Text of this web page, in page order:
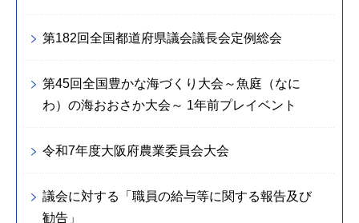
第182回全国都道府県議会議長会定例総会
第45回全国豊かな海づくり大会～魚庭（なに
わ）の海おおさか大会～ 1年前プレイベント
令和7年度大阪府農業委員会大会
議会に対する「職員の給与等に関する報告及び
勧告」